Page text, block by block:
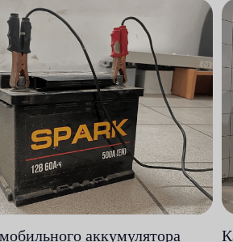
аккумулятора